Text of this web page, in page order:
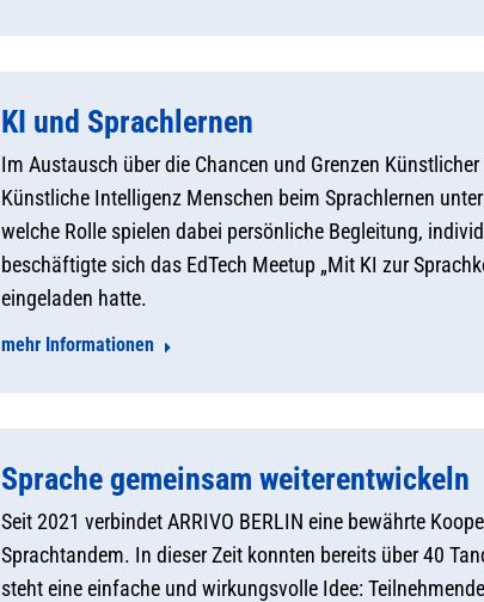
KI und Sprachlernen
Im Austausch über die Chancen und Grenzen
Künstliche Intelligenz Menschen beim Sprachlernen
welche Rolle spielen dabei persönliche Begleitung,
beschäftigte sich das EdTech Meetup „Mit KI zur
eingeladen hatte.
mehr Informationen
Sprache gemeinsam weiterentwickeln
Seit 2021 verbindet ARRIVO BERLIN eine bewährte
Sprachtandem. In dieser Zeit konnten bereits über 40
steht eine einfache und wirkungsvolle Idee: